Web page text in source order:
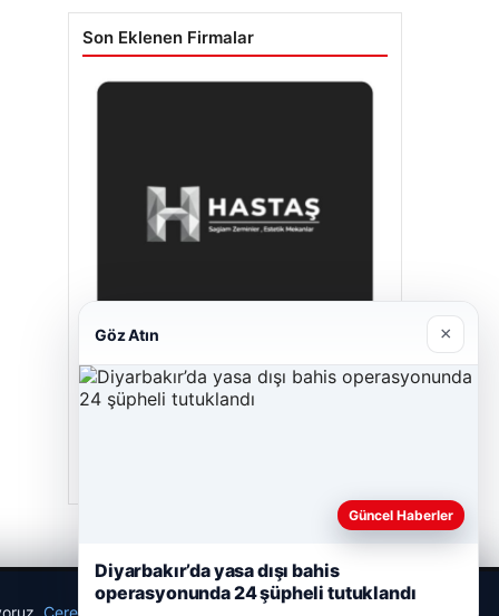
Son Eklenen Firmalar
Hastaş Beton
Çerez Politikamız
Göz Atın ×
Güncel Haberler
Diyarbakır’da yasa dışı bahis
operasyonunda 24 şüpheli tutuklandı